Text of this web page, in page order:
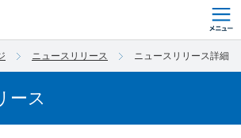
ニュースリリース ニュースリリース詳細
ース